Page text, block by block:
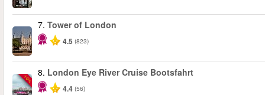
7. Tower of London
4.5 (823)
-10%
8. London Eye River Cruise Bootsfahrt
4.4 (56)